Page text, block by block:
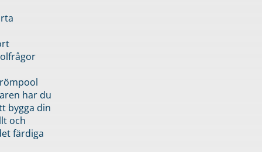
har du
bygga din
och
färdiga